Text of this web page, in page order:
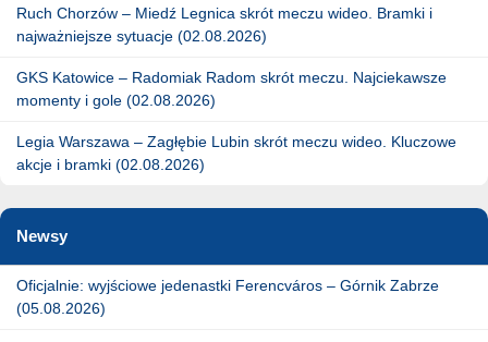
Ruch Chorzów – Miedź Legnica skrót meczu wideo. Bramki i
najważniejsze sytuacje (02.08.2026)
GKS Katowice – Radomiak Radom skrót meczu. Najciekawsze
momenty i gole (02.08.2026)
Legia Warszawa – Zagłębie Lubin skrót meczu wideo. Kluczowe
akcje i bramki (02.08.2026)
Newsy
Oficjalnie: wyjściowe jedenastki Ferencváros – Górnik Zabrze
(05.08.2026)